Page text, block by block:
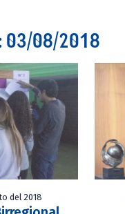
03/08/2018
del 2018